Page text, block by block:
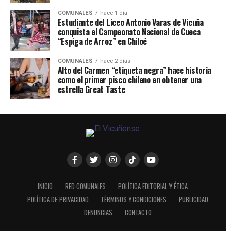
COMUNALES hace 1 día
Estudiante del Liceo Antonio Varas de Vicuña
conquista el Campeonato Nacional de Cueca
“Espiga de Arroz” en Chiloé
COMUNALES hace 2 días
Alto del Carmen “etiqueta negra” hace historia
como el primer pisco chileno en obtener una
estrella Great Taste
INICIO RED COMUNALES
POLÍTICA EDITORIAL Y ÉTICA
POLÍTICA DE PRIVACIDAD
TÉRMINOS Y CONDICIONES
PUBLICIDAD
DENUNCIAS
CONTACTO